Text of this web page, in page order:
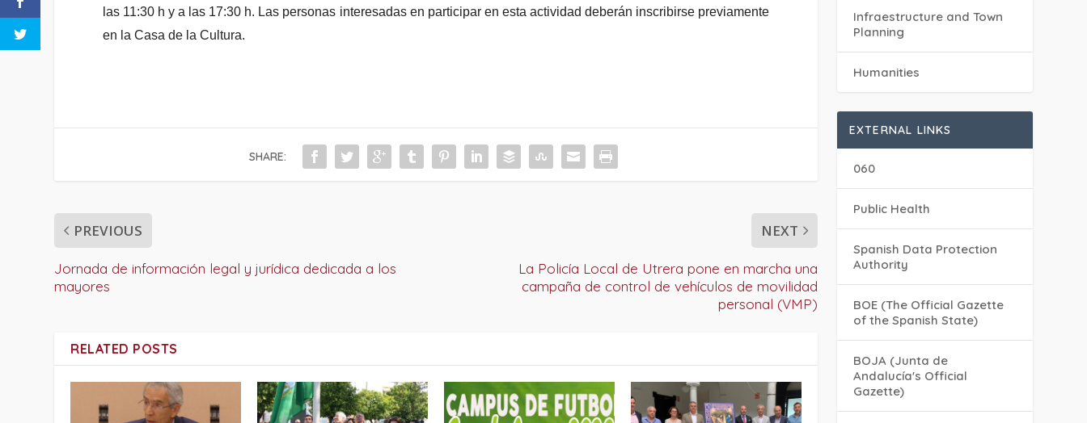
las 11:30 h y a las 17:30 h. Las personas interesadas en participar en esta actividad deberán inscribirse previamente
en la Casa de la Cultura.
SHARE:
PREVIOUS
Jornada de información legal y jurídica dedicada a los
mayores
NEXT
La Policía Local de Utrera pone en marcha una
campaña de control de vehículos de movilidad
personal (VMP)
RELATED POSTS
Infraestructure and Town
Planning
Humanities
EXTERNAL LINKS
060
Public Health
Spanish Data Protection
Authority
BOE (The Official Gazette
of the Spanish State)
BOJA (Junta de
Andalucía's Official
Gazette)